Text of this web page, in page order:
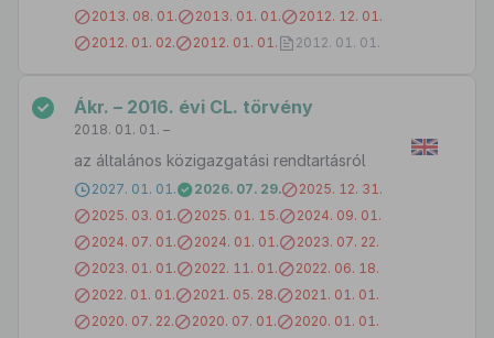
2013. 08. 01.
2013. 01. 01.
2012. 12. 01.
2012. 01. 02.
2012. 01. 01. 2012. 01. 01.
Ákr. – 2016. évi CL. törvény
2018. 01. 01. –
az általános közigazgatási rendtartásról
2027. 01. 01. 2026. 07. 29.
2025. 12. 31.
2025. 03. 01.
2025. 01. 15.
2024. 09. 01.
2024. 07. 01.
2024. 01. 01.
2023. 07. 22.
2023. 01. 01.
2022. 11. 01.
2022. 06. 18.
2022. 01. 01.
2021. 05. 28.
2021. 01. 01.
2020. 07. 22.
2020. 07. 01.
2020. 01. 01.